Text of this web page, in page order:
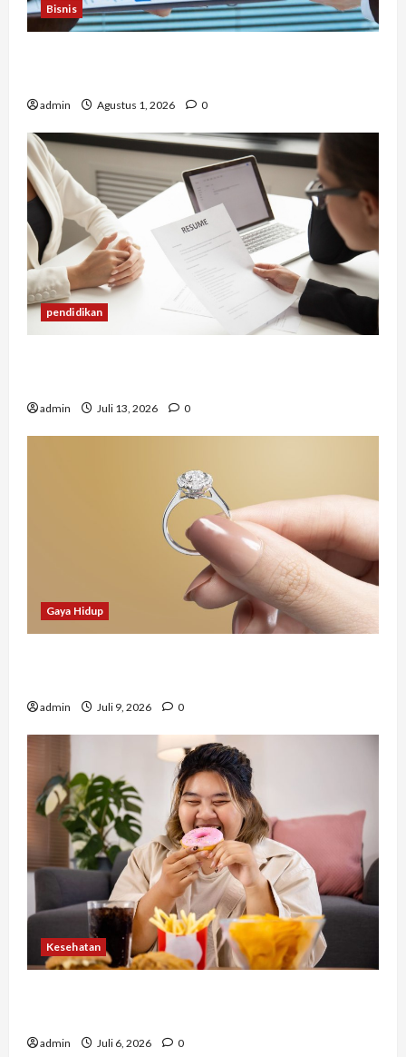
Bisnis
admin Agustus 1, 2026 0
pendidikan
admin Juli 13, 2026 0
Gaya Hidup
admin Juli 9, 2026 0
Kesehatan
admin Juli 6, 2026 0